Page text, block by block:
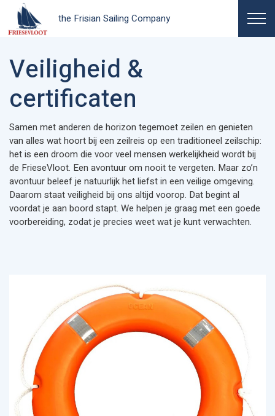
the Frisian Sailing Company
Veiligheid &
certificaten
Samen met anderen de horizon tegemoet zeilen en genieten
van alles wat hoort bij een zeilreis op een traditioneel zeilschip:
het is een droom die voor veel mensen werkelijkheid wordt bij
de FrieseVloot. Een avontuur om nooit te vergeten. Maar zo’n
avontuur beleef je natuurlijk het liefst in een veilige omgeving.
Daarom staat veiligheid bij ons altijd voorop. Dat begint al
voordat je aan boord stapt. We helpen je graag met een goede
voorbereiding, zodat je precies weet wat je kunt verwachten.